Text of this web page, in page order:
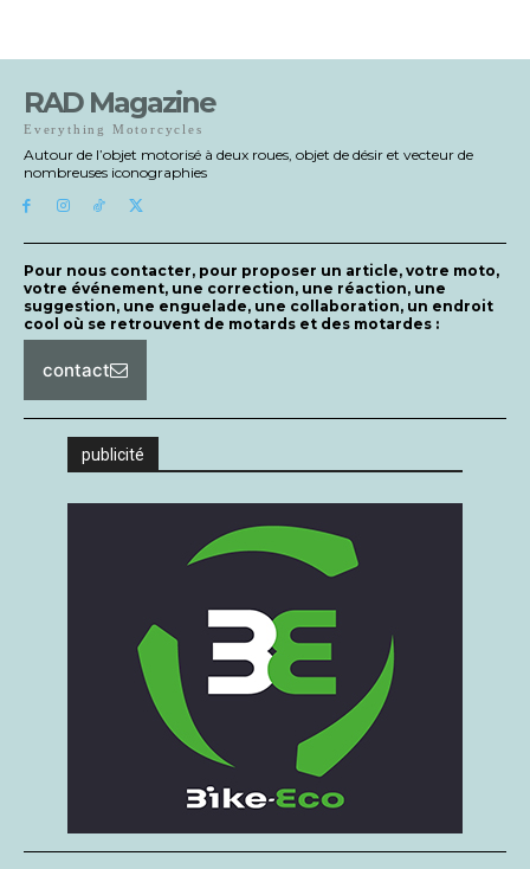
RAD Magazine
Everything Motorcycles
Autour de l’objet motorisé à deux roues, objet de désir et vecteur de
nombreuses iconographies
Pour nous contacter, pour proposer un article, votre moto,
votre événement, une correction, une réaction, une
suggestion, une enguelade, une collaboration, un endroit
cool où se retrouvent de motards et des motardes :
contact
publicité